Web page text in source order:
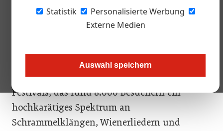
Statistik
Personalisierte Werbung
Externe Medien
Auswahl speichern
und um ein entspanntes Genießen von Kunst in ursprünglicher
Natur dreht, wurde heuer zum 17. Mal von 7. bis 16. Juli in
Intendant und Regisseur Zeno Stanek spricht
von „einer rekordverdächtigen 17. Ausgabe des
Festivals, das rund 8.000 Besuchern ein
hochkarätiges Spektrum an
Schrammelklängen, Wienerliedern und